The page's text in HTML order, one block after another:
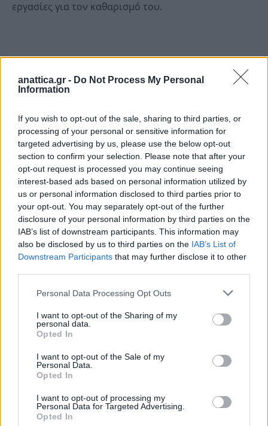
anattica.gr - Do Not Process My Personal
Information
If you wish to opt-out of the sale, sharing to third parties, or
processing of your personal or sensitive information for
targeted advertising by us, please use the below opt-out
section to confirm your selection. Please note that after your
opt-out request is processed you may continue seeing
interest-based ads based on personal information utilized by
us or personal information disclosed to third parties prior to
your opt-out. You may separately opt-out of the further
disclosure of your personal information by third parties on the
IAB’s list of downstream participants. This information may
also be disclosed by us to third parties on the IAB’s List of
Downstream Participants that may further disclose it to other
Personal Data Processing Opt Outs
I want to opt-out of the Sharing of my
personal data.
Opted In
I want to opt-out of the Sale of my
Personal Data.
Opted In
I want to opt-out of processing my
Personal Data for Targeted Advertising.
Opted In
εργασίες για τον καθαρισμό του.